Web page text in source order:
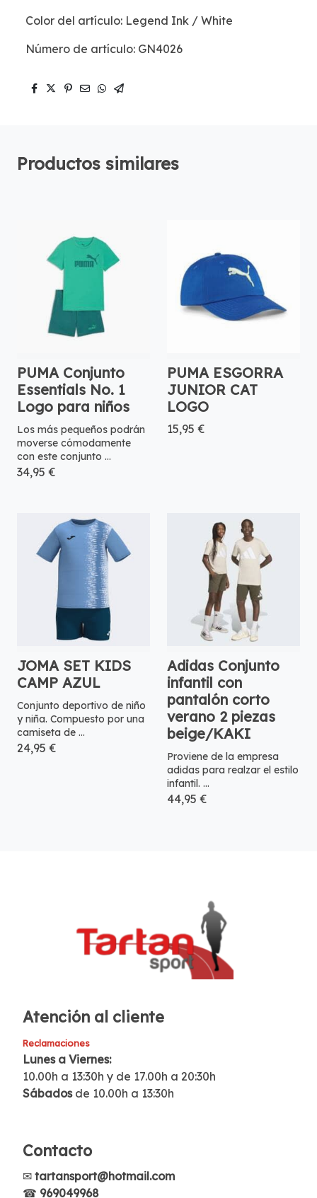
Color del artículo: Legend Ink / White
Número de artículo: GN4026
Productos similares
PUMA Conjunto
Essentials No. 1
Logo para niños
Los más pequeños podrán
moverse cómodamente
con este conjunto ...
34,95 €
PUMA ESGORRA
JUNIOR CAT
LOGO
15,95 €
JOMA SET KIDS
CAMP AZUL
Conjunto deportivo de niño
y niña. Compuesto por una
camiseta de ...
24,95 €
Adidas Conjunto
infantil con
pantalón corto
verano 2 piezas
beige/KAKI
Proviene de la empresa
adidas para realzar el estilo
infantil. ...
44,95 €
Atención al cliente
Reclamaciones
Lunes a Viernes:
10.00h a 13:30h y de 17.00h a 20:30h
Sábados de 10.00h a 13:30h
Contacto
✉ tartansport@hotmail.com
☎ 969049968